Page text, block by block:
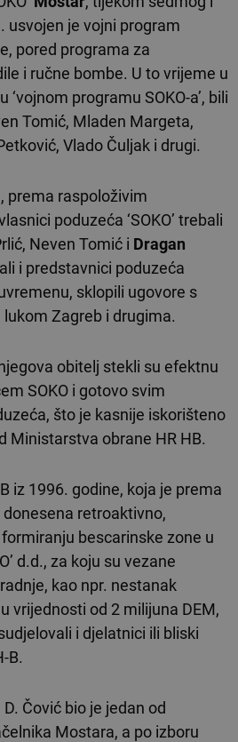
usvojen je vojni program
pored programa za
i ručne bombe. U to vrijeme u
programu SOKO-a’, bili
Tomić, Mladen Margeta,
Vlado Čuljak i drugi.
prema raspoloživim
poduzeća ‘SOKO’ trebali
Neven Tomić i Dragan
i predstavnici poduzeća
sklopili ugovore s
Zagreb i drugima.
obitelj stekli su efektnu
SOKO i gotovo svim
što je kasnije iskorišteno
Ministarstva obrane HR HB.
iz 1996. godine, koja je prema
retroaktivno,
bescarinske zone u
d.d., za koju su vezane
kao npr. nestanak
vrijednosti od 2 milijuna DEM,
i djelatnici ili bliski
B.
Čović bio je jedan od
Mostara, a po izboru